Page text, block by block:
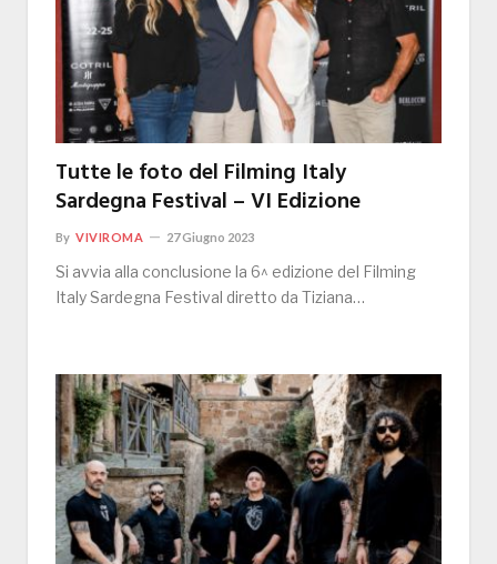
Tutte le foto del Filming Italy
Sardegna Festival – VI Edizione
By VIVIROMA 27 Giugno 2023
Si avvia alla conclusione la 6^ edizione del Filming
Italy Sardegna Festival diretto da Tiziana…